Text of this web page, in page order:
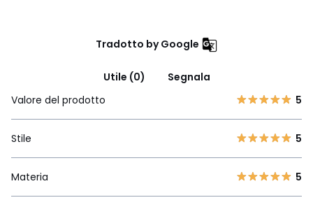
Tradotto by Google
Utile (0)
Segnala
Valore del prodotto
5
Stile 5
Materia 5